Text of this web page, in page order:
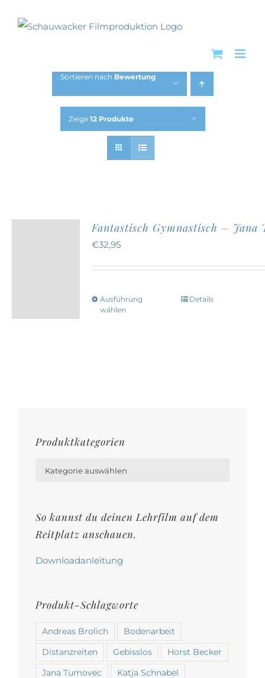
Inhalt
Sortieren nach Bewertung
Zeige 12 Produkte
Fantastisch Gymnastisch – Jana
€32,95
Ausführung
wählen
Dieses
gewählt
Details
Produktkategorien
Kategorie auswählen
So kannst du deinen Lehrfilm auf dem
Reitplatz anschauen.
Downloadanleitung
Produkt-Schlagworte
Andreas Brolich Bodenarbeit
Distanzreiten Gebisslos Horst Becker
Jana Tumovec Katja Schnabel